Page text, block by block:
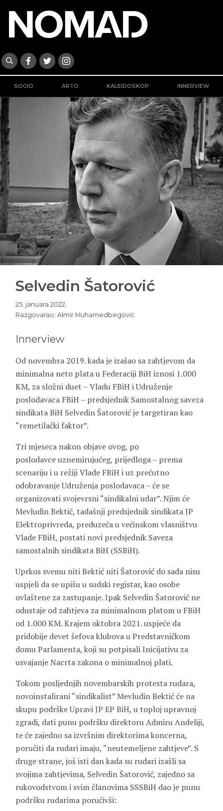
SOCIO ARTO KALEIDOSKOP INNERVIEW
Selvedin Šatorović
25. januara 2022.
Razgovarao: Almir Muhamedbegović
Innerview
Od novembra 2019. kada je izašao sa zahtjevom da
minimalna neto plata u Federaciji BiH iznosi 1.000
KM, za složni duet – Vladu FBiH i Udruženje
poslodavaca FBiH – predsjednik Samostalnog saveza
sindikata BiH Selvedin Šatorović je targetiran kao
“remetilački faktor”.
Tri mjeseca nakon objave ovog, po
poslodavce uznemirujućeg, prijedloga – prema
scenariju i u režiji Vlade FBiH i uz prećutno
odobravanje Udruženja poslodavaca – će se
organizovati svojevrsni “sindikalni udar”. Njim će
Mevludin Bektić, tadašnji predsjednik sindikata JP
Elektroprivreda, preduzeća u većinskom vlasništvu
Vlade FBiH, postati novi predsjednik Saveza
samostalnih sindikata BiH (SSBiH).
Uprkos svemu niti Bektić niti Šatorović do sada nisu
uspjeli da se upišu u sudski registar, kao osobe
ovlaštene za zastupanje. Ipak Selvedin Šatorović ne
odustaje od zahtjeva za minimalnom platom u FBiH
od 1.000 KM. Krajem oktobra 2021. uspjeće da
pridobije devet šefova klubova u Predstavničkom
domu Parlamenta, koji su potpisali Inicijativu za
usvajanje Nacrta zakona o minimalnoj plati.
Tokom posljednjih novembarskih protesta rudara,
novoinstalirani “sindikalist” Mevludin Bektić će na
skupu podrške Upravi JP EP BiH, u toploj upravnoj
zgradi, dati punu podršku direktoru Admiru Andeliji,
te će zajedno sa izvršnim direktorima koncerna,
poručiti da rudari imaju, “neutemeljene zahtjeve”. S
druge strane, još isti dan kada su rudari izašli sa
svojima zahtjevima, Selvedin Šatorović, zajedno sa
rukovodstvom i svim članovima SSSBiH dao je punu
podršku rudarima poručivši: